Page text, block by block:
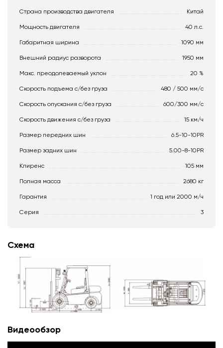
Страна производства двигателя Китай
Мощность двигателя 40 л.с.
Габаритная ширина 1090 мм
Внешний радиус разворота 1950 мм
Макс. преодолеваемый уклон 20 %
Скорость подъема с/без груза 480 / 500 мм/с
Скорость опускания c/без груза 600/300 мм/с
Скорость движения c/без груза 15 км/ч
Размер передних шин 6.5-10-10PR
Размер задних шин 5.00-8-10PR
Клиренс 105 мм
Полная масса 2680 кг
Гарантия 1 год или 2000 м/ч
Серия 3
Схема
Видеообзор